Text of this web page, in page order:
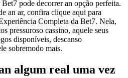
pode decorrer an opção perfeita.
an ar, confira clique aqui para
Completa da Bet7. Nela,
pressuroso cassino, aquele seus
disponíveis, descanso
sobremodo mais.
algum real uma vez